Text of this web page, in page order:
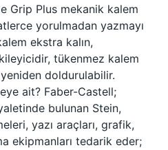
Grip Plus mekanik kalem
yorulmadan yazmayı
ekstra kalın,
tükenmez kalem
doldurulabilir.
ait? Faber-Castell;
bulunan Stein,
yazı araçları, grafik,
ekipmanları tedarik eder;